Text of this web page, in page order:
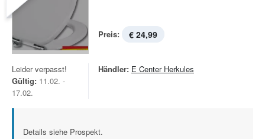
Preis: € 24,99
Leider verpasst!
Gültig: 11.02. -
17.02.
Händler: E Center Herkules
Details siehe Prospekt.